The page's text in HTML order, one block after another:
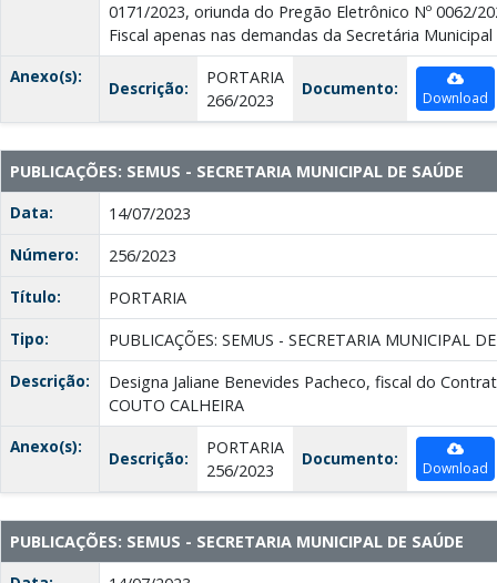
0171/2023, oriunda do Pregão Eletrônico Nº 0062/
Fiscal apenas nas demandas da Secretária
Anexo(s):
Descrição:
PORTARIA
266/2023
Documento: Download
PUBLICAÇÕES: SEMUS - SECRETARIA MUNICIPAL DE SAÚDE
Data:
14/07/2023
Número:
256/2023
Título:
PORTARIA
Tipo:
PUBLICAÇÕES: SEMUS - SECRETARIA MUNICIPAL
Descrição:
Designa Jaliane Benevides Pacheco, fiscal do
COUTO CALHEIRA
Anexo(s):
Descrição:
PORTARIA
256/2023
Documento: Download
PUBLICAÇÕES: SEMUS - SECRETARIA MUNICIPAL DE SAÚDE